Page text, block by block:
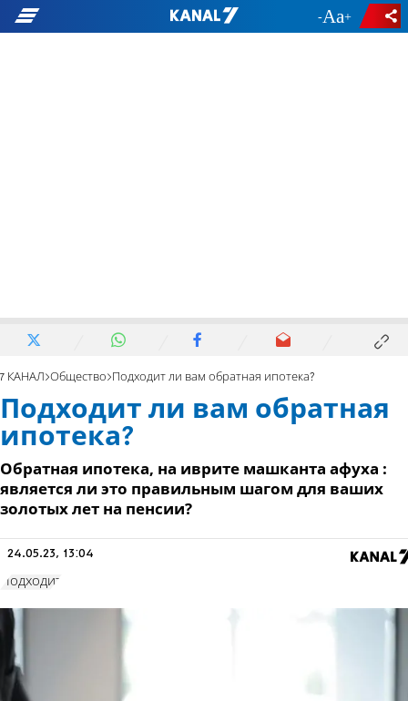
- +
7 КАНАЛ Общество Подходит ли вам обратная ипотека?
Подходит ли вам обратная
ипотека?
Обратная ипотека, на иврите машканта афуха :
является ли это правильным шагом для ваших
золотых лет на пенсии?
24.05.23, 13:04
Подходит